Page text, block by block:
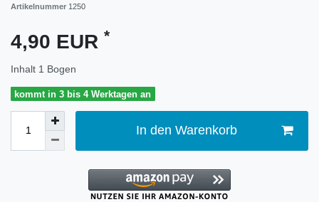
Artikelnummer 1250
4,90 EUR *
Inhalt 1 Bogen
kommt in 3 bis 4 Werktagen an
In den Warenkorb